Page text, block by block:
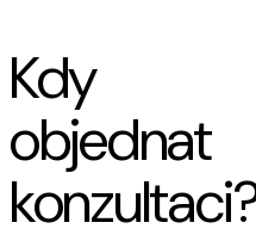
Kdy
objednat